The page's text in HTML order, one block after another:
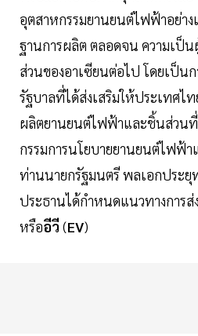
อุตสาหกรรมยานยนต์ไฟฟ้าอย่า
ฐานการผลิต ตลอดจน ความเป็
ส่วนของอาเซียนต่อไป โดยเป็น
รัฐบาลที่ได้ส่งเสริมให้ประเทศไ
ผลิตยานยนต์ไฟฟ้าและชิ้นส่วน
กรรมการนโยบายยานยนต์ไฟฟ้
ท่านนายกรัฐมนตรี พลเอกประ
ประธานได้กำหนดแนวทางการส่
หรืออีวี (EV)